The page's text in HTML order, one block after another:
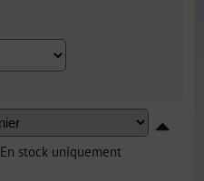
En stock uniquement